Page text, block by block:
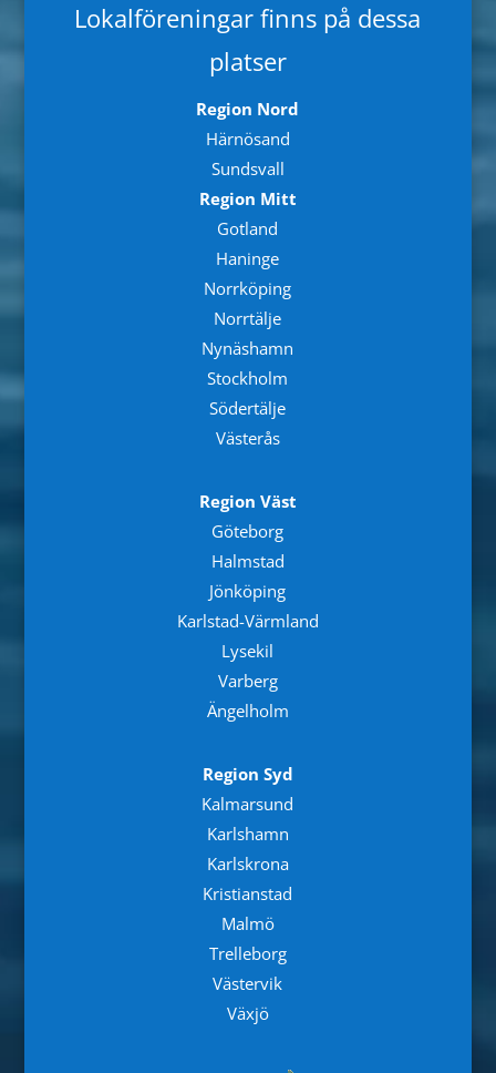
Lokalföreningar finns på dessa
platser
Region Nord
Härnösand
Sundsvall
Region Mitt
Gotland
Haninge
Norrköping
Norrtälje
Nynäshamn
Stockholm
Södertälje
Västerås
Region Väst
Göteborg
Halmstad
Jönköping
Karlstad-Värmland
Lysekil
Varberg
Ängelholm
Region Syd
Kalmarsund
Karlshamn
Karlskrona
Kristianstad
Malmö
Trelleborg
Västervik
Växjö